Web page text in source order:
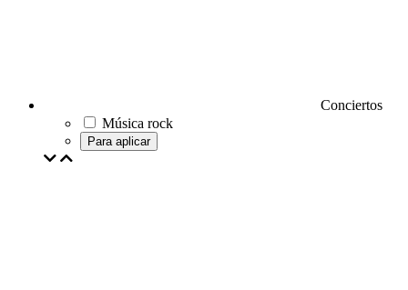
Conciertos
Música rock
Para aplicar